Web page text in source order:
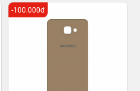
-100.000đ